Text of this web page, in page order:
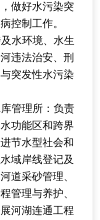
做好水污染突
控制工作。
水环境、水生
违法治安、刑
突发性水污染
管理所： 负责
功能区和跨界
节水型社会和
域岸线登记及
道采砂管理、
管理与养护、
河湖连通工程